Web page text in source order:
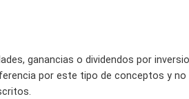
ganancias o dividendos por
por este tipo de conceptos y